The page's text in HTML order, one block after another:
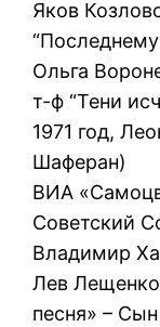
Яков
Ольга
т-ф “Тени
1971 год,
Шаферан)
ВИА
Советский
Владимир
Лев
песня» –